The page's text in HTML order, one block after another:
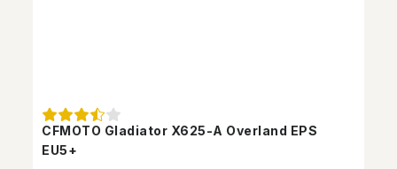
CFMOTO Gladiator X625-A Overland EPS
EU5+